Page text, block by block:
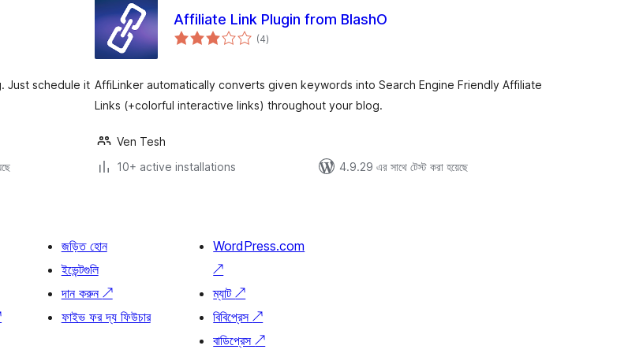
Just schedule it
Affiliate Link Plugin from BlashO
(4total
ratings
)
AffiLinker automatically converts given keywords into Search Engine Friendly Affiliate
Links (+colorful interactive links) throughout your blog.
Ven Tesh
10+ active installations
4.9.29 এর সাথে টেস্ট করা হয়েছে
জড়িত হোন
ইভেন্টগুলি
দান করুন ↗
ফাইভ ফর দ্য ফিউচার
WordPress.com
↗
ম্যাট↗
বিবিপ্রেস↗
বাডিপ্রেস↗